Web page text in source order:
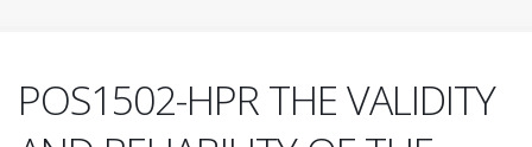
POS1502-HPR THE VALIDITY